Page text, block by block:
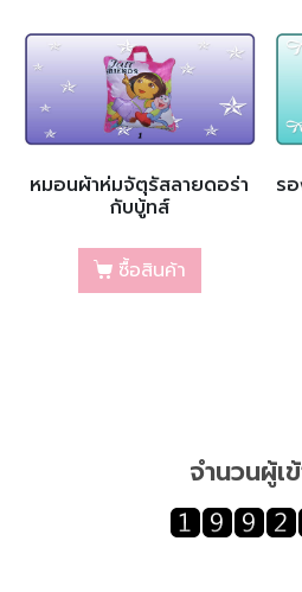
หมอนผ้าห่มจัตุรัสลายดอร่า
กับบู้ทส์
ซื้อสินค้า
ร
จำนวนผู้เ